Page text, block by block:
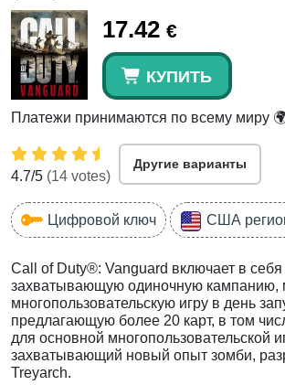
17.42 €
КУПИТЬ
Платежи принимаются по всему миру
4.7/5 (14 votes)
Другие варианты
Цифровой ключ США
Call of Duty®: Vanguard включает в себя
захватывающую одиночную кампанию,
многопользовательскую игру в день
предлагающую более 20 карт, в том
для основной многопользовательской
захватывающий новый опыт зомби,
Treyarch.